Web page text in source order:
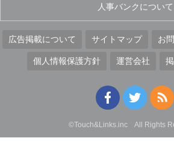
人事バンクについて
広告掲載について サイトマップ お
個人情報保護方針 運営会社
©Touch&Links.inc All Rights